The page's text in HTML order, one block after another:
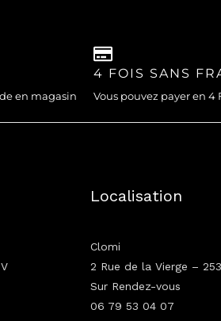
en magasin
4 FOIS SANS
Vous pouvez payer en 4
Localisation
Clomi
2 Rue de la Vierge –
Sur Rendez-vous
06 79 53 04 07